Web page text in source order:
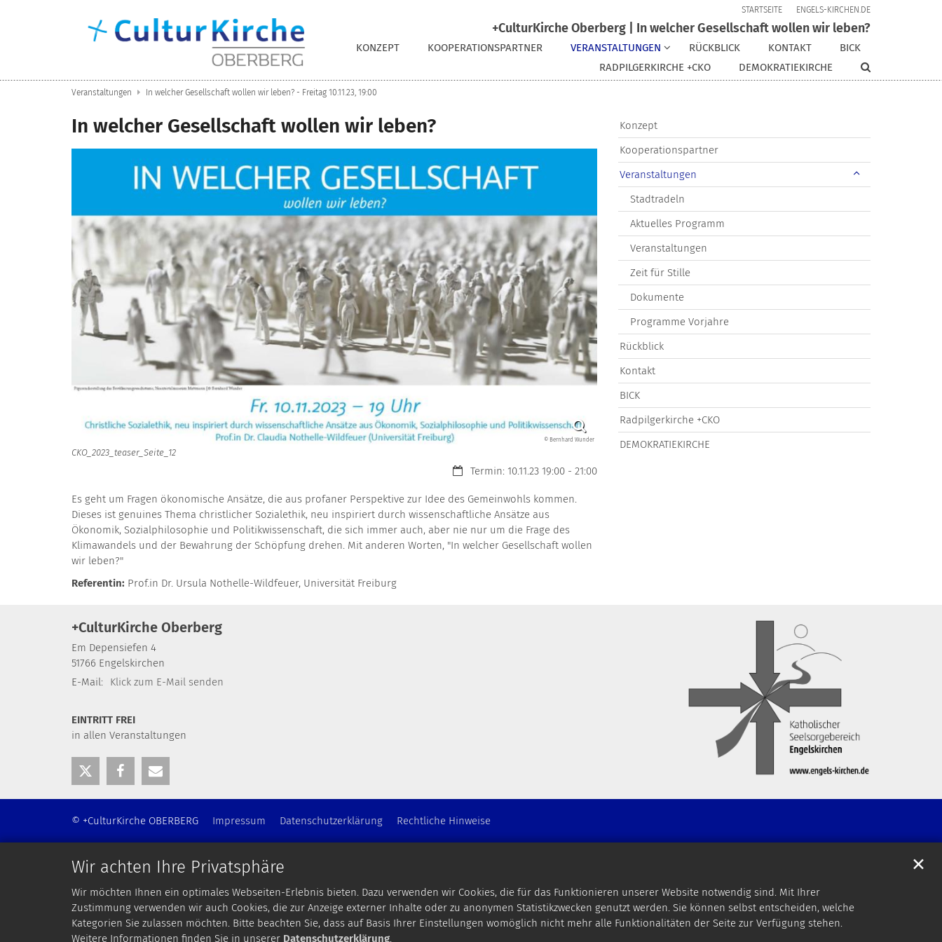
Wir achten Ihre Privatsphäre
Wir möchten Ihnen ein optimales Webseiten-Erlebnis bieten. Dazu verwenden wir Cookies, die für das Funktionieren unserer Website notwendig sind. Mit Ihrer
Zustimmung verwenden wir auch Cookies, die zur Anzeige externer Inhalte oder zu anonymen Statistikzwecken genutzt werden. Sie können selbst entscheiden, welche
Kategorien Sie zulassen möchten. Bitte beachten Sie, dass auf Basis Ihrer Einstellungen womöglich nicht mehr alle Funktionalitäten der Seite zur Verfügung stehen.
Weitere Informationen finden Sie in unserer Datenschutzerklärung.
✕
STARTSEITE ENGELS-KIRCHEN.DE
+CulturKirche Oberberg | In welcher Gesellschaft wollen wir leben?
KONZEPT KOOPERATIONSPARTNER VERANSTALTUNGEN RÜCKBLICK KONTAKT
BICK
RADPILGERKIRCHE +CKO
DEMOKRATIEKIRCHE
Veranstaltungen In welcher Gesellschaft wollen wir leben? - Freitag 10.11.23, 19:00
In welcher Gesellschaft wollen wir leben?
© Bernhard Wunder
CKO_2023_teaser_Seite_12
Datum:Termin: 10.11.23 19:00 - 21:00
Es geht um Fragen ökonomische Ansätze, die aus profaner Perspektive zur Idee des Gemeinwohls kommen.
Dieses ist genuines Thema christlicher Sozialethik, neu inspiriert durch wissenschaftliche Ansätze aus
Ökonomik, Sozialphilosophie und Politikwissenschaft, die sich immer auch, aber nie nur um die Frage des
Klimawandels und der Bewahrung der Schöpfung drehen. Mit anderen Worten, "In welcher Gesellschaft wollen
wir leben?"
Referentin: Prof.in Dr. Ursula Nothelle-Wildfeuer, Universität Freiburg
Konzept
Kooperationspartner
Veranstaltungen
Stadtradeln
Aktuelles Programm
Veranstaltungen
Zeit für Stille
Dokumente
Programme Vorjahre
Rückblick
Kontakt
BICK
Radpilgerkirche +CKO
DEMOKRATIEKIRCHE
+CulturKirche Oberberg
Em Depensiefen 4
51766 Engelskirchen
E-Mail:
Klick zum E-Mail senden
EINTRITT FREI
in allen Veranstaltungen
© +CulturKirche OBERBERG Impressum Datenschutzerklärung Rechtliche Hinweise